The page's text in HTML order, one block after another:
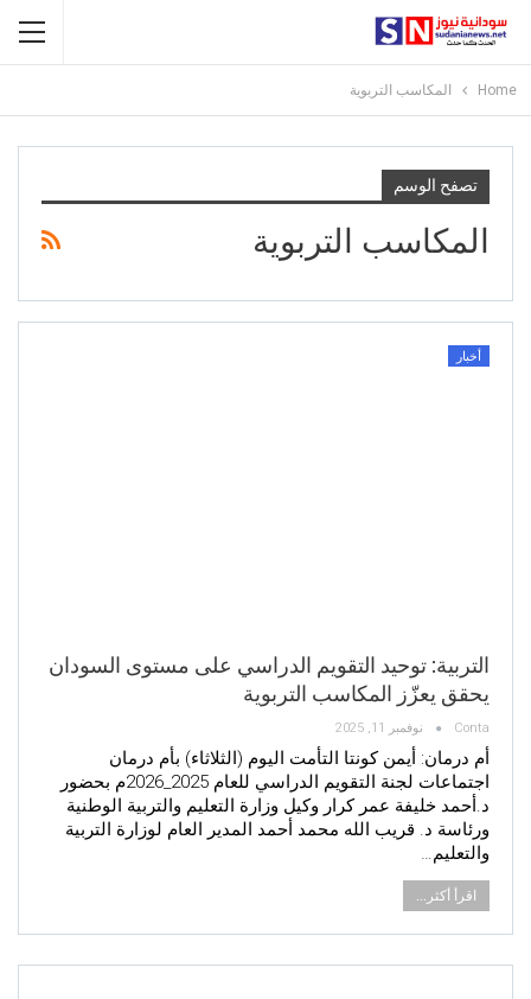
Home المكاسب التربوية
تصفح الوسم
المكاسب التربوية
أخبار
التربية: توحيد التقويم الدراسي على مستوى السودان
يحقق يعزّز المكاسب التربوية
Conta نوفمبر 11, 2025
أم درمان: أيمن كونتا التأمت اليوم (الثلاثاء) بأم درمان
اجتماعات لجنة التقويم الدراسي للعام 2025_2026م بحضور
د.أحمد خليفة عمر كرار وكيل وزارة التعليم والتربية الوطنية
ورئاسة د. قريب الله محمد أحمد المدير العام لوزارة التربية
والتعليم…
اقرأ أكثر...